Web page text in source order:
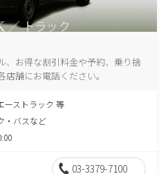
、お得な割引料金や予約、乗り捨
舗にお電話ください。
ーストラック 等
・バスなど
03-3379-7100